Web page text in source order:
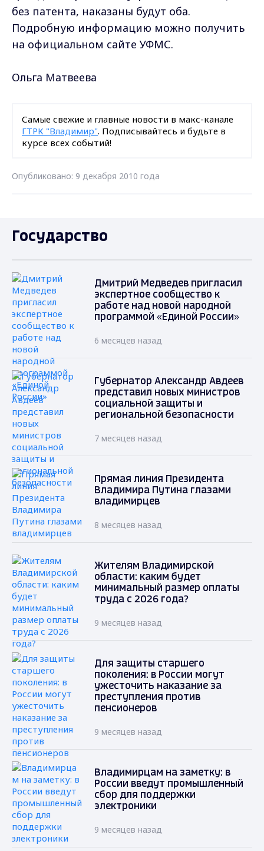
без патента, наказаны будут оба.
Подробную информацию можно получить
на официальном сайте УФМС.
Ольга Матвеева
Самые свежие и главные новости в макс-канале
ГТРК "Владимир". Подписывайтесь и будьте в
курсе всех событий!
Опубликовано: 9 декабря 2010 года
Государство
Дмитрий Медведев пригласил
экспертное сообщество к
работе над новой народной
программой «Единой России»
6 месяцев назад
Губернатор Александр Авдеев
представил новых министров
социальной защиты и
региональной безопасности
7 месяцев назад
Прямая линия Президента
Владимира Путина глазами
владимирцев
8 месяцев назад
Жителям Владимирской
области: каким будет
минимальный размер оплаты
труда с 2026 года?
9 месяцев назад
Для защиты старшего
поколения: в России могут
ужесточить наказание за
преступления против
пенсионеров
9 месяцев назад
Владимирцам на заметку: в
России введут промышленный
сбор для поддержки
электроники
9 месяцев назад